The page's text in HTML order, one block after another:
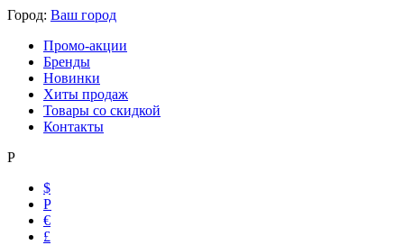
Город: Ваш город
Промо-акции
Бренды
Новинки
Хиты продаж
Товары со скидкой
Контакты
Р
$
Р
€
£